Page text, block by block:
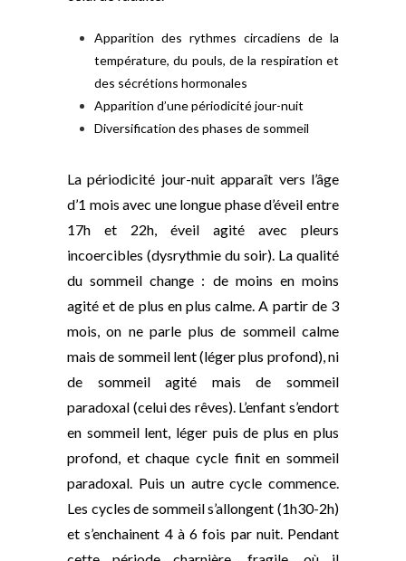
Apparition des rythmes circadiens de la
température, du pouls, de la respiration et
des sécrétions hormonales
Apparition d’une périodicité jour-nuit
Diversification des phases de sommeil
La périodicité jour-nuit apparaît vers l’âge
d’1 mois avec une longue phase d’éveil entre
17h et 22h, éveil agité avec pleurs
incoercibles (dysrythmie du soir). La qualité
du sommeil change : de moins en moins
agité et de plus en plus calme. A partir de 3
mois, on ne parle plus de sommeil calme
mais de sommeil lent (léger plus profond), ni
de sommeil agité mais de sommeil
paradoxal (celui des rêves). L’enfant s’endort
en sommeil lent, léger puis de plus en plus
profond, et chaque cycle finit en sommeil
paradoxal. Puis un autre cycle commence.
Les cycles de sommeil s’allongent (1h30-2h)
et s’enchainent 4 à 6 fois par nuit. Pendant